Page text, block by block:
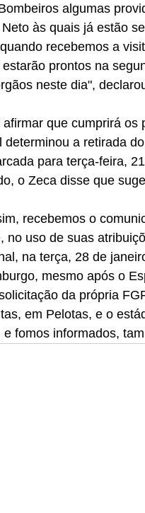
algumas
às quais já estão
recebemos a
prontos na
neste dia",
que cumprirá os
determinou a retirada
para terça-feira,
o Zeca disse que
recebemos o
no uso de suas
na terça, 28 de
mesmo após o
da própria
em Pelotas, e o
e fomos informados,